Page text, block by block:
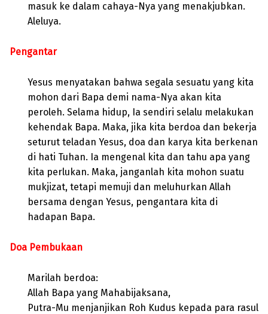
masuk ke dalam cahaya-Nya yang menakjubkan.
Aleluya.
Pengantar
Yesus menyatakan bahwa segala sesuatu yang kita
mohon dari Bapa demi nama-Nya akan kita
peroleh. Selama hidup, Ia sendiri selalu melakukan
kehendak Bapa. Maka, jika kita berdoa dan bekerja
seturut teladan Yesus, doa dan karya kita berkenan
di hati Tuhan. Ia mengenal kita dan tahu apa yang
kita perlukan. Maka, janganlah kita mohon suatu
mukjizat, tetapi memuji dan meluhurkan Allah
bersama dengan Yesus, pengantara kita di
hadapan Bapa.
Doa Pembukaan
Marilah berdoa:
Allah Bapa yang Mahabijaksana,
Putra-Mu menjanjikan Roh Kudus kepada para rasul